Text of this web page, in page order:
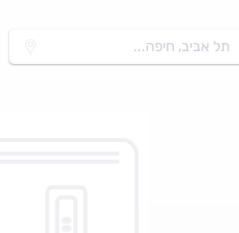
תל אביב, חיפה...